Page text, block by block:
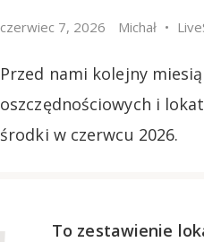
czerwiec 7, 2026 Michał
Przed nami kolejny
oszczędnościowych i
środki w czerwcu 2026.
To zestawienie